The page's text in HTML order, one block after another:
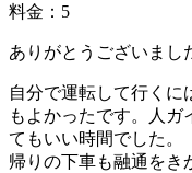
料金：5
ありがとうございまし
自分で運転して行く
もよかったです。人ガ
てもいい時間でした。
帰りの下車も融通をき